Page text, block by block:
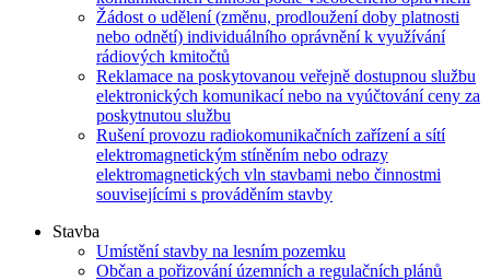
Žádost o udělení (změnu, prodloužení doby platnosti
nebo odnětí) individuálního oprávnění k využívání
rádiových kmitočtů
Reklamace na poskytovanou veřejně dostupnou službu
elektronických komunikací nebo na vyúčtování ceny za
poskytnutou službu
Rušení provozu radiokomunikačních zařízení a sítí
elektromagnetickým stíněním nebo odrazy
elektromagnetických vln stavbami nebo činnostmi
souvisejícími s prováděním stavby
Stavba
Umístění stavby na lesním pozemku
Občan a pořizování územních a regulačních plánů